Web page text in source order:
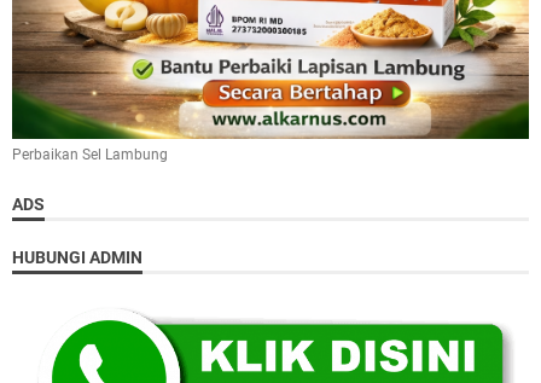
Perbaikan Sel Lambung
ADS
HUBUNGI ADMIN